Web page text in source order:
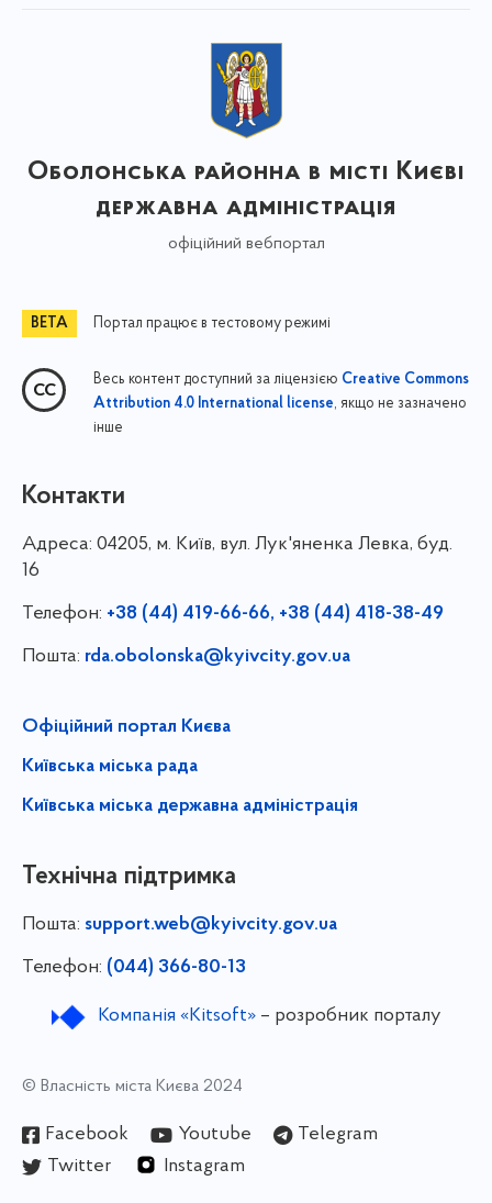
Оболонська районна в місті Києві
державна адміністрація
офіційний вебпортал
Портал працює в тестовому режимі
Весь контент доступний за ліцензією Creative Commons
Attribution 4.0 International license, якщо не зазначено
інше
Контакти
Адреса: 04205, м. Київ, вул. Лук'яненка Левка, буд.
16
Телефон: +38 (44) 419-66-66, +38 (44) 418-38-49
Пошта: rda.obolonska@kyivcity.gov.ua
Офіційний портал Києва
Київська міська рада
Київська міська державна адміністрація
Технічна підтримка
Пошта: support.web@kyivcity.gov.ua
Телефон: (044) 366-80-13
Компанія «Kitsoft»– розробник порталу
© Власність міста Києва 2024
Facebook Youtube
Telegram
Twitter
Instagram